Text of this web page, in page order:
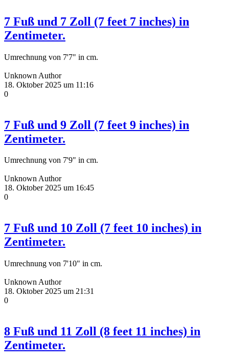
7 Fuß und 7 Zoll (7 feet 7 inches) in
Zentimeter.
Umrechnung von 7'7" in cm.
Unknown Author
18. Oktober 2025 um 11:16
0
7 Fuß und 9 Zoll (7 feet 9 inches) in
Zentimeter.
Umrechnung von 7'9" in cm.
Unknown Author
18. Oktober 2025 um 16:45
0
7 Fuß und 10 Zoll (7 feet 10 inches) in
Zentimeter.
Umrechnung von 7'10" in cm.
Unknown Author
18. Oktober 2025 um 21:31
0
8 Fuß und 11 Zoll (8 feet 11 inches) in
Zentimeter.